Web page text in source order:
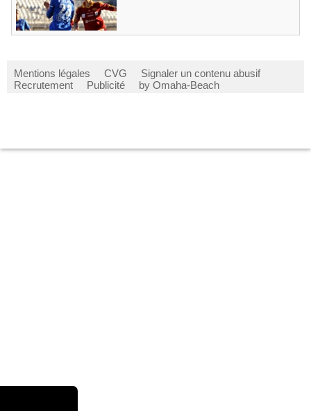
Mentions légales CVG
Signaler un contenu abusif
Recrutement
Publicité by Omaha-Beach